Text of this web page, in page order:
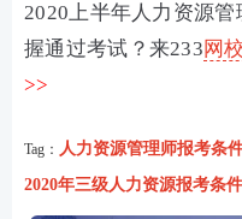
2020上半年人力资源
握通过考试？来233网校
>>
Tag： 人力资源管理师报考条
2020年三级人力资源报考条件